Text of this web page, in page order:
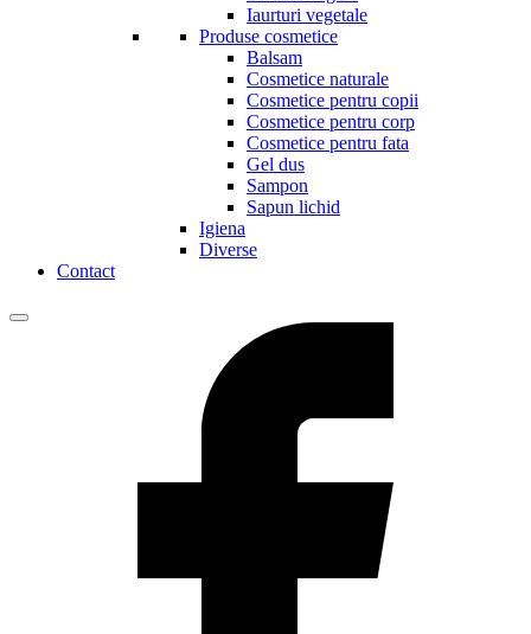
Iaurturi vegetale
Produse cosmetice
Balsam
Cosmetice naturale
Cosmetice pentru copii
Cosmetice pentru corp
Cosmetice pentru fata
Gel dus
Sampon
Sapun lichid
Igiena
Diverse
Contact